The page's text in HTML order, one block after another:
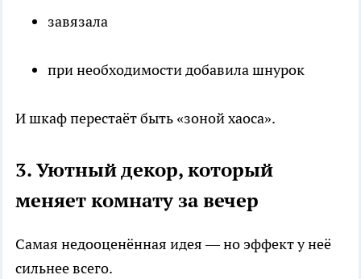
завязала
при необходимости добавила шнурок
И шкаф перестаёт быть «зоной хаоса».
3. Уютный декор, который
меняет комнату за вечер
Самая недооценённая идея — но эффект у неё
сильнее всего.